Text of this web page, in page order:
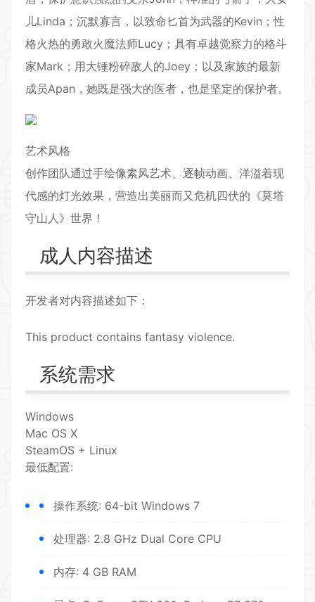
儿Linda；沉默寡言，以致命匕首为武器的Kevin；性
格火热的勇敢火魔法师Lucy；具有卓越觉察力的格斗
家Mark；用大锤粉碎敌人的Joey；以及家族的最新
成员Apan，她既是强大的医者，也是坚定的保护者。
艺术风格
创作团队通过手绘像素风艺术、逐帧动画、洋溢着现
代感的灯光效果，营造出美丽而又危机四伏的《莫塔
守山人》世界！
成人内容描述
开发者对内容描述如下：
This product contains fantasy violence.
系统需求
Windows
Mac OS X
SteamOS + Linux
最低配置:
操作系统: 64-bit Windows 7
处理器: 2.8 GHz Dual Core CPU
内存: 4 GB RAM